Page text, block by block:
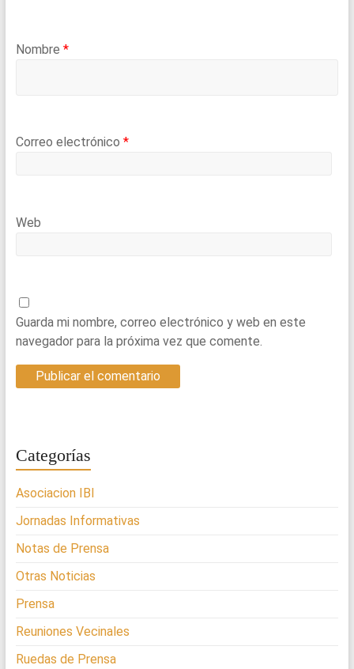
Nombre *
Correo electrónico *
Web
Guarda mi nombre, correo electrónico y web en este
navegador para la próxima vez que comente.
Categorías
Asociacion IBI
Jornadas Informativas
Notas de Prensa
Otras Noticias
Prensa
Reuniones Vecinales
Ruedas de Prensa